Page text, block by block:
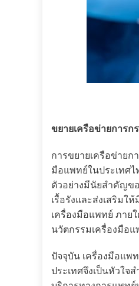
ขยายเครือข่ายการก
การขยายเครือข่ายก
มือแพทย์ในประเทศ
ตัวอย่างมีนัยสำคัญข
เรื้อรังและส่งเสริม
เครื่องมือแพทย์ ภาย
นวัตกรรมเครื่องมือ
ปัจจุบัน เครื่องมือแพ
ประเทศจึงเป็นหัวใ